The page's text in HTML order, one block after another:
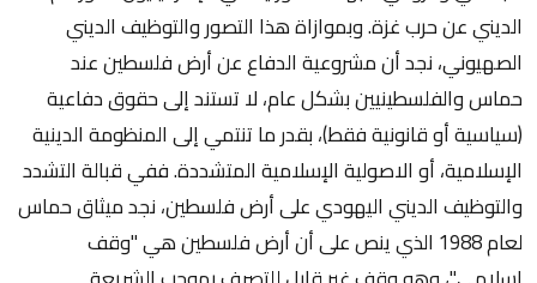
الديني عن حرب غزة. وبموازاة هذا التصور والتوظيف الديني
الصهيوني، نجد أن مشروعية الدفاع عن أرض فلسطين عند
حماس والفلسطينيين بشكل عام، لا تستند إلى حقوق دفاعية
(سياسية أو قانونية فقط)، بقدر ما تنتمي إلى المنظومة الدينية
الإسلامية، أو الاصولية الإسلامية المتشددة. ففي قبالة التشدد
والتوظيف الديني اليهودي على أرض فلسطين، نجد ميثاق حماس
لعام 1988 الذي ينص على أن أرض فلسطين هي "وقف